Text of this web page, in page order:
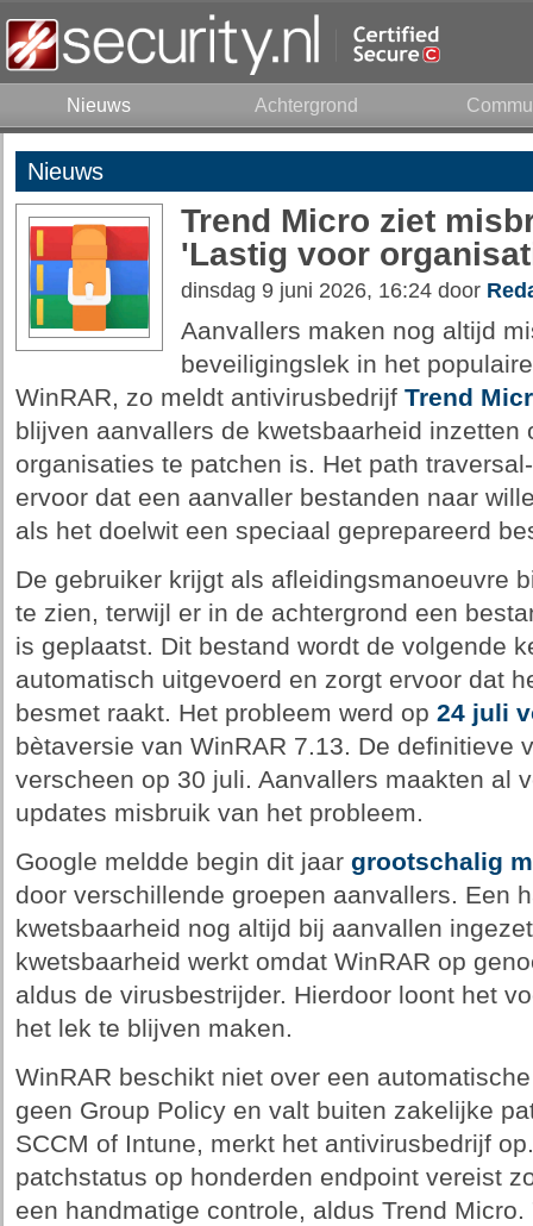
Nieuws Achtergrond
Nieuws
Trend Micro ziet
'Lastig voor
dinsdag 9 juni 2026, 16:24 door
Aanvallers maken nog altijd
beveiligingslek in het
WinRAR, zo meldt antivirusbedrijf Trend
blijven aanvallers de kwetsbaarheid inzetten
organisaties te patchen is. Het path
ervoor dat een aanvaller bestanden naar
als het doelwit een speciaal geprepareerd
De gebruiker krijgt als afleidingsmanoeuvre
te zien, terwijl er in de achtergrond een
is geplaatst. Dit bestand wordt de volgende
automatisch uitgevoerd en zorgt ervoor dat
besmet raakt. Het probleem werd op 24 juli
bètaversie van WinRAR 7.13. De definitieve
verscheen op 30 juli. Aanvallers maakten al
updates misbruik van het probleem.
Google meldde begin dit jaar grootschalig
door verschillende groepen aanvallers. Een
kwetsbaarheid nog altijd bij aanvallen
kwetsbaarheid werkt omdat WinRAR op
aldus de virusbestrijder. Hierdoor loont het
het lek te blijven maken.
WinRAR beschikt niet over een
geen Group Policy en valt buiten zakelijke
SCCM of Intune, merkt het antivirusbedrijf
patchstatus op honderden endpoint vereist
een handmatige controle, aldus Trend